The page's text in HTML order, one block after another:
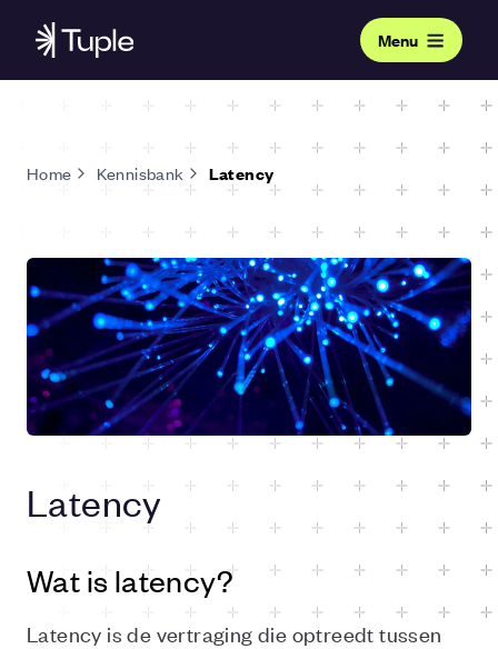
Menu
Home Kennisbank Latency
Latency
Wat is latency?
Latency is de vertraging die optreedt tussen